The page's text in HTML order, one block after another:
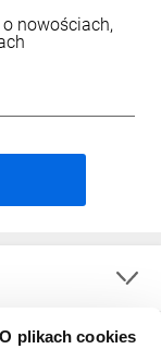
O plikach cookies
nowościach,